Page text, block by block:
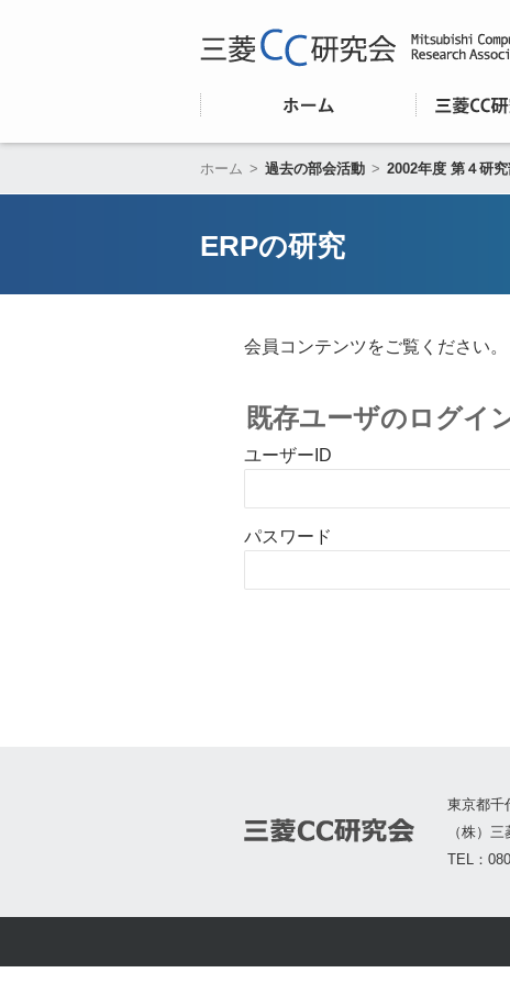
ホーム > 過去の部会活動 > 2002年度 第４研
ERPの研究
会員コンテンツをご覧ください。
既存ユーザのログイ
ユーザーID
パスワード
東京都千
（株）
TEL：